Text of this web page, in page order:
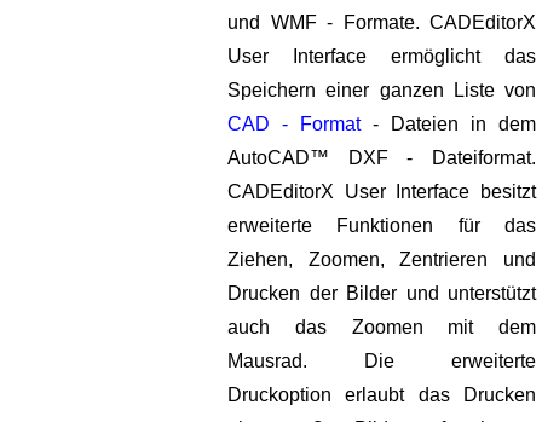
und WMF - Formate. CADEditorX
User Interface ermöglicht das
Speichern einer ganzen Liste von
CAD - Format- Dateien in dem
AutoCAD™ DXF - Dateiformat.
CADEditorX User Interface besitzt
erweiterte Funktionen für das
Ziehen, Zoomen, Zentrieren und
Drucken der Bilder und unterstützt
auch das Zoomen mit dem
Mausrad. Die erweiterte
Druckoption erlaubt das Drucken